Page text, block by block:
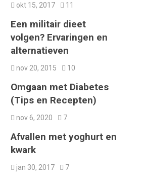
okt 15, 2017 11
Een militair dieet
volgen? Ervaringen en
alternatieven
nov 20, 2015 10
Omgaan met Diabetes
(Tips en Recepten)
nov 6, 2020 7
Afvallen met yoghurt en
kwark
jan 30, 2017 7